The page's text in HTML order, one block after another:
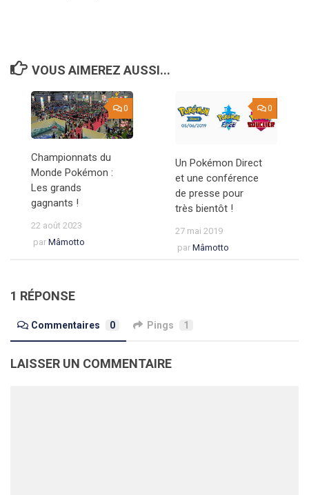
VOUS AIMEREZ AUSSI...
0
Championnats du
Monde Pokémon :
Les grands
gagnants !
22 août 2023
par Mâmotto
0
Un Pokémon Direct
et une conférence
de presse pour
très bientôt !
27 mai 2019
par Mâmotto
1 RÉPONSE
Commentaires 0 Pings 1
LAISSER UN COMMENTAIRE